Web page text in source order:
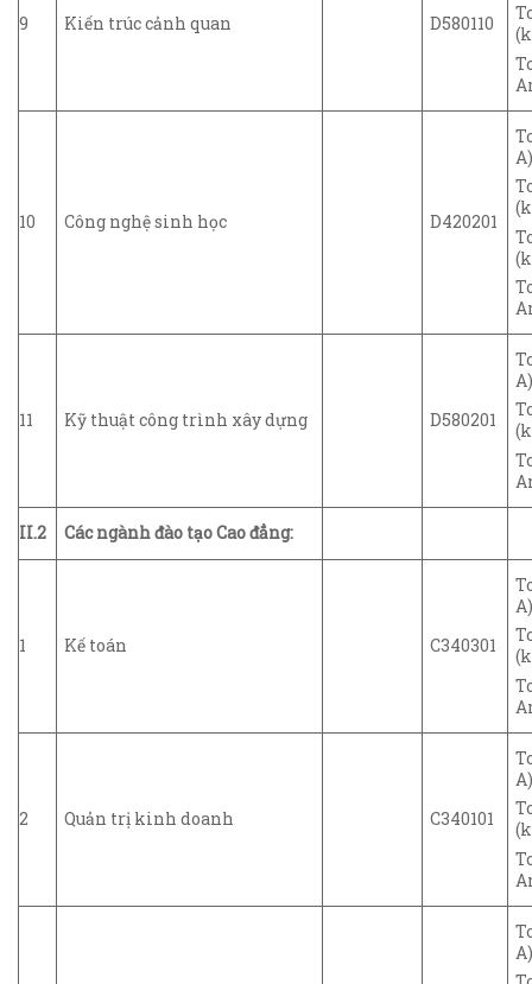
9 Kiến trúc cảnh quan D580110
10 Công nghệ sinh học D420201
11 Kỹ thuật công trình xây dựng D580201
II.2 Các ngành đào tạo Cao đẳng:
1 Kế toán C340301
2 Quản trị kinh doanh C340101